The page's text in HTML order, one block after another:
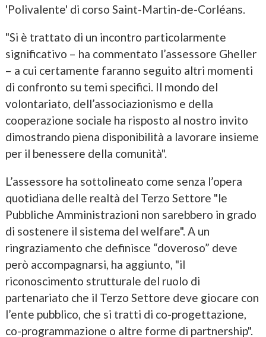
'Polivalente' di corso Saint-Martin-de-Corléans.
"Si è trattato di un incontro particolarmente
significativo – ha commentato l’assessore Gheller
– a cui certamente faranno seguito altri momenti
di confronto su temi specifici. Il mondo del
volontariato, dell’associazionismo e della
cooperazione sociale ha risposto al nostro invito
dimostrando piena disponibilità a lavorare insieme
per il benessere della comunità".
L’assessore ha sottolineato come senza l’opera
quotidiana delle realtà del Terzo Settore "le
Pubbliche Amministrazioni non sarebbero in grado
di sostenere il sistema del welfare". A un
ringraziamento che definisce “doveroso” deve
però accompagnarsi, ha aggiunto, "il
riconoscimento strutturale del ruolo di
partenariato che il Terzo Settore deve giocare con
l’ente pubblico, che si tratti di co-progettazione,
co-programmazione o altre forme di partnership".